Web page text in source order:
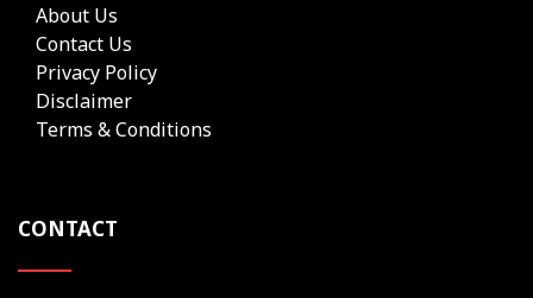
About Us
Contact Us
Privacy Policy
Disclaimer
Terms & Conditions
CONTACT